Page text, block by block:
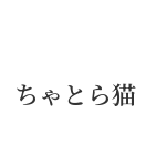
ちゃとら猫